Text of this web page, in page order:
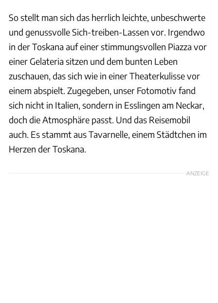
So stellt man sich das herrlich leichte, unbeschwerte
und genussvolle Sich-treiben-Lassen vor. Irgendwo
in der Toskana auf einer stimmungsvollen Piazza vor
einer Gelateria sitzen und dem bunten Leben
zuschauen, das sich wie in einer Theaterkulisse vor
einem abspielt. Zugegeben, unser Fotomotiv fand
sich nicht in Italien, sondern in Esslingen am Neckar,
doch die Atmosphäre passt. Und das Reisemobil
auch. Es stammt aus Tavarnelle, einem Städtchen im
Herzen der Toskana.
ANZEIGE